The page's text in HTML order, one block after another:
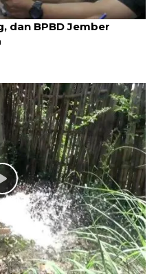
dan BPBD Jember